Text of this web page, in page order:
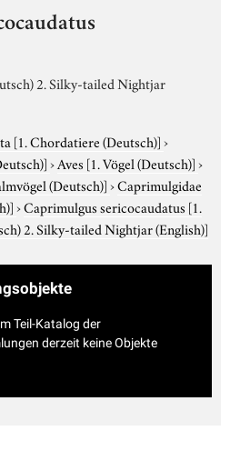
2. Silky-tailed Nightjar
[1. Chordatiere (Deutsch)]›
›Aves [1. Vögel (Deutsch)]›
(Deutsch)]›Caprimulgidae
›Caprimulgus sericocaudatus [1.
2. Silky-tailed Nightjar (English)]
Teil-Katalog der
derzeit keine Objekte